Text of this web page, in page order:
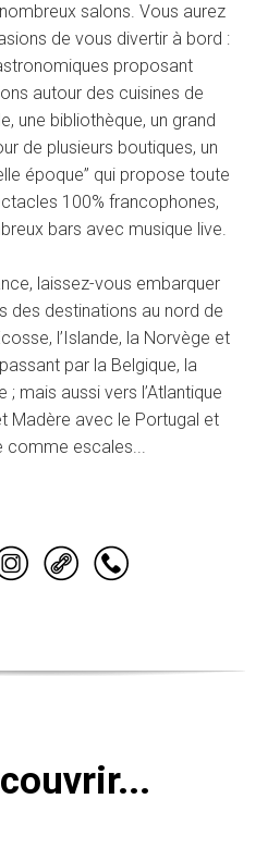
salons. Vous aurez
de vous divertir à bord :
proposant
autour des cuisines de
une bibliothèque, un grand
de plusieurs boutiques, un
époque” qui propose toute
100% francophones,
bars avec musique live.
laissez-vous embarquer
des destinations au nord de
l’Islande, la Norvège et
par la Belgique, la
; mais aussi vers l’Atlantique
Madère avec le Portugal et
comme escales...